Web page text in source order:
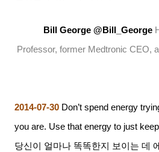
Bill George @Bill_George
Professor, former Medtronic CEO,
2014-07-30 Don’t spend energy
you are. Use that energy to just
당신이 얼마나 똑똑한지 보이는 데